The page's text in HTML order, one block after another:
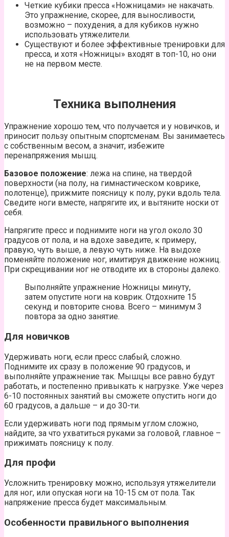
Четкие кубики пресса «Ножницами» не накачать.
Это упражнение, скорее, для выносливости,
возможно – похудения, а для кубиков нужно
использовать утяжелители.
Существуют и более эффективные тренировки для
пресса, и хотя «Ножницы» входят в топ-10, но они
не на первом месте.
Техника выполнения
Упражнение хорошо тем, что получается и у новичков, и
приносит пользу опытным спортсменам. Вы занимаетесь
с собственным весом, а значит, избежите
перенапряжения мышц.
Базовое положение: лежа на спине, на твердой
поверхности (на полу, на гимнастическом коврике,
полотенце), прижмите поясницу к полу, руки вдоль тела.
Сведите ноги вместе, напрягите их, и вытяните носки от
себя.
Напрягите пресс и поднимите ноги на угол около 30
градусов от пола, и на вдохе заведите, к примеру,
правую, чуть выше, а левую чуть ниже. На выдохе
поменяйте положение ног, имитируя движение ножниц.
При скрещивании ног не отводите их в стороны далеко.
Выполняйте упражнение Ножницы минуту,
затем опустите ноги на коврик. Отдохните 15
секунд и повторите снова. Всего – минимум 3
повтора за одно занятие.
Для новичков
Удерживать ноги, если пресс слабый, сложно.
Поднимите их сразу в положение 90 градусов, и
выполняйте упражнение так. Мышцы все равно будут
работать, и постепенно привыкать к нагрузке. Уже через
6-10 постоянных занятий вы сможете опустить ноги до
60 градусов, а дальше – и до 30-ти.
Если удерживать ноги под прямым углом сложно,
найдите, за что ухватиться руками за головой, главное –
прижимать поясницу к полу.
Для профи
Усложнить тренировку можно, используя утяжелители
для ног, или опуская ноги на 10-15 см от пола. Так
напряжение пресса будет максимальным.
Особенности правильного выполнения